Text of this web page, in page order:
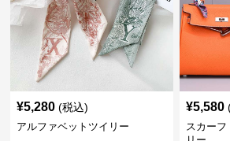
¥5,280 (税込)
アルファベットツイリー
¥5,580
スカーフ